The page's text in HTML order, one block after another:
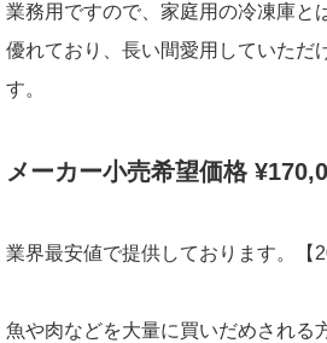
業務用ですので、家庭用の冷凍庫と
優れており、長い間愛用していただ
す。
メーカー小売希望価格
業界最安値で提供しております。【
魚や肉などを大量に買いだめされる